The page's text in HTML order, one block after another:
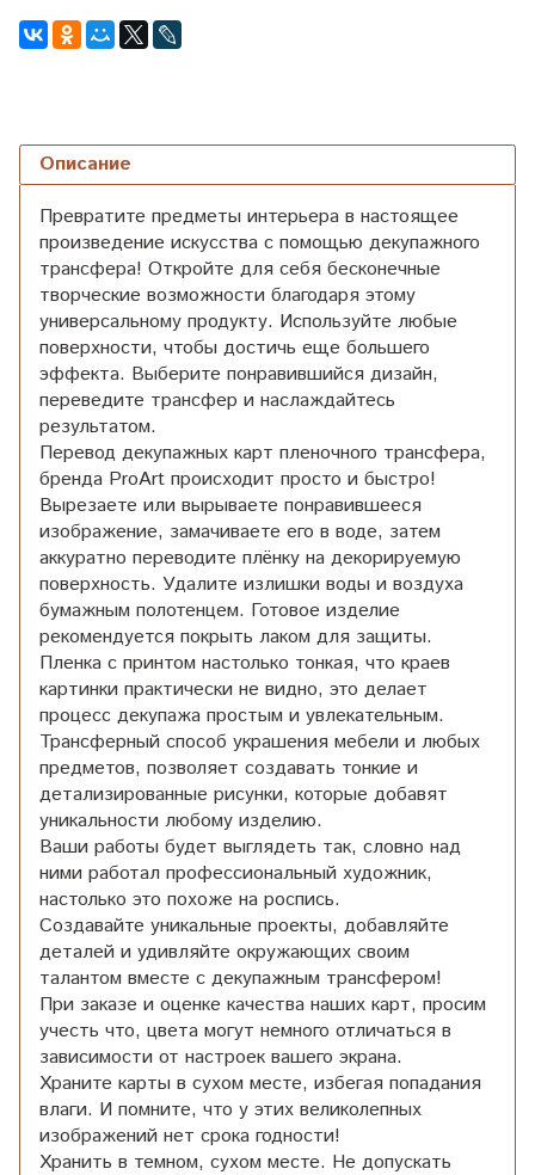
Описание
Превратите предметы интерьера в настоящее
произведение искусства с помощью декупажного
трансфера! Откройте для себя бесконечные
творческие возможности благодаря этому
универсальному продукту. Используйте любые
поверхности, чтобы достичь еще большего
эффекта. Выберите понравившийся дизайн,
переведите трансфер и наслаждайтесь
результатом.
Перевод декупажных карт пленочного трансфера,
бренда ProArt происходит просто и быстро!
Вырезаете или вырываете понравившееся
изображение, замачиваете его в воде, затем
аккуратно переводите плёнку на декорируемую
поверхность. Удалите излишки воды и воздуха
бумажным полотенцем. Готовое изделие
рекомендуется покрыть лаком для защиты.
Пленка с принтом настолько тонкая, что краев
картинки практически не видно, это делает
процесс декупажа простым и увлекательным.
Трансферный способ украшения мебели и любых
предметов, позволяет создавать тонкие и
детализированные рисунки, которые добавят
уникальности любому изделию.
Ваши работы будет выглядеть так, словно над
ними работал профессиональный художник,
настолько это похоже на роспись.
Создавайте уникальные проекты, добавляйте
деталей и удивляйте окружающих своим
талантом вместе с декупажным трансфером!
При заказе и оценке качества наших карт, просим
учесть что, цвета могут немного отличаться в
зависимости от настроек вашего экрана.
Храните карты в сухом месте, избегая попадания
влаги. И помните, что у этих великолепных
изображений нет срока годности!
Хранить в темном, сухом месте. Не допускать